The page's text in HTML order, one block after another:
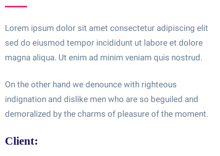
Lorem ipsum dolor sit amet consectetur adipiscing elit
sed do eiusmod tempor incididunt ut labore et dolore
magna aliqua. Ut enim ad minim veniam quis nostrud.
On the other hand we denounce with righteous
indignation and dislike men who are so beguiled and
demoralized by the charms of pleasure of the moment.
Client: